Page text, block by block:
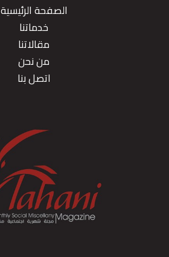
الصفحة الرئيسية
خدماتنا
مقالاتنا
من نحن
اتصل بنا